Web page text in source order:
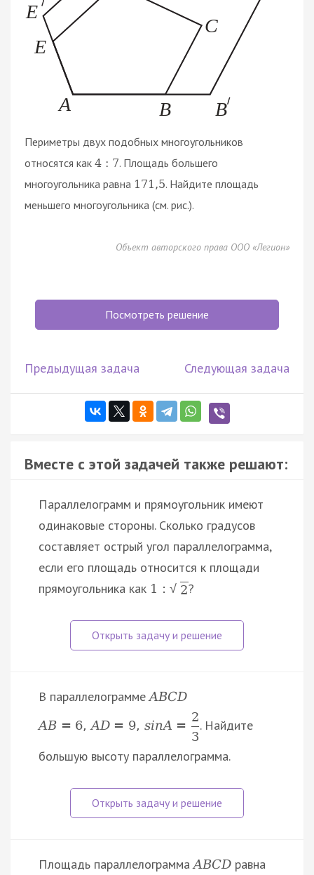
Периметры двух подобных многоугольников
относятся как 4 : 7. Площадь большего
многоугольника равна 171,5. Найдите площадь
меньшего многоугольника (см. рис.).
Объект авторского права ООО «Легион»
Посмотреть решение
Предыдущая задача Следующая задача
Вместе с этой задачей также решают:
Параллелограмм и прямоугольник имеют
одинаковые стороны. Сколько градусов
составляет острый угол параллелограмма,
если его площадь относится к площади
прямоугольника как 1 : √ 2?
В параллелограммеABCD
AB = 6, AD = 9, sinA =
2
3
. Найдите
большую высоту параллелограмма.
Площадь параллелограммаABCD равна